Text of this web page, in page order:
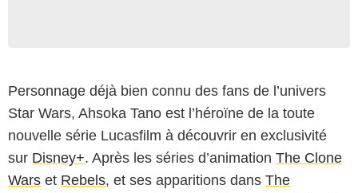
Personnage déjà bien connu des fans de l’univers
Star Wars, Ahsoka Tano est l’héroïne de la toute
nouvelle série Lucasfilm à découvrir en exclusivité
sur Disney+. Après les séries d’animation The Clone
Wars et Rebels, et ses apparitions dans The